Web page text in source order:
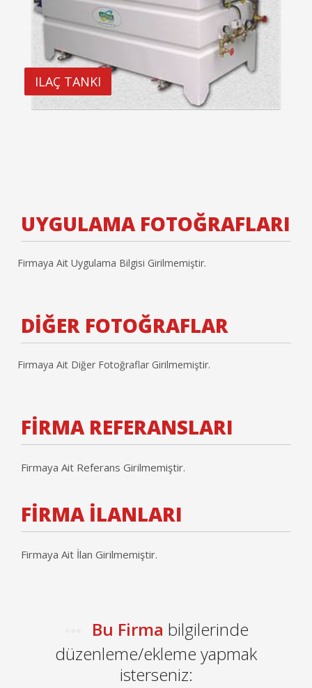
ILAÇ TANKI
UYGULAMA FOTOĞRAFLARI
Firmaya Ait Uygulama Bilgisi Girilmemiştir.
DİĞER FOTOĞRAFLAR
Firmaya Ait Diğer Fotoğraflar Girilmemiştir.
FİRMA REFERANSLARI
Firmaya Ait Referans Girilmemiştir.
FİRMA İLANLARI
Firmaya Ait İlan Girilmemiştir.
Bu Firma bilgilerinde
düzenleme/ekleme yapmak
isterseniz: